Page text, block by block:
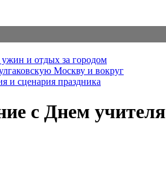
и отдых за городом
Москву и вокруг
и сценария праздника
с Днем учителя